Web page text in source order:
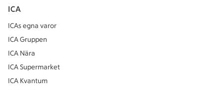
ICA
ICAs egna varor
ICA Gruppen
ICA Nära
ICA Supermarket
ICA Kvantum